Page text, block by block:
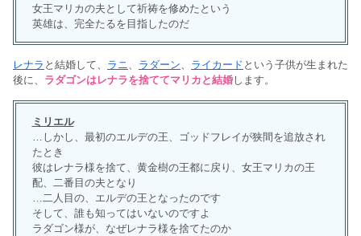
女王マリカの夫として祈祷を修めたという
英雄は、完全たるを目指したのだ
レナラ と結婚して、 ラニ、 ラダーン、 ライカード という子供が生まれた
後に、 ラダゴンはレナラを捨ててマリカと結婚します。
ミリエル
…しかし、最初のエルデの王、ゴッドフレイが狭間を追放され
たとき
彼はレナラ様を捨て、黄金樹の王都に戻り、女王マリカの王
配、二番目の夫となり
…二人目の、エルデの王となったのです
そして、誰も知ってはいないのですよ
ラダゴン様が、なぜレナラ様を捨てたのか